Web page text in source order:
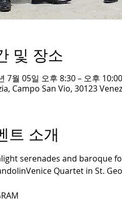
및 장소
7월 05일 오후 8:30 – 오후
Campo San Vio, 30123
트 소개
serenades and baroque
Quartet in St.